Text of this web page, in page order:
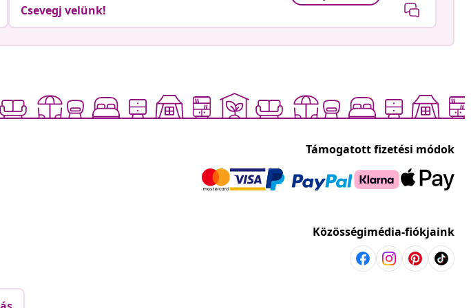
Csevegj velünk!
Támogatott fizetési módok
Közösségimédia-fiókjaink